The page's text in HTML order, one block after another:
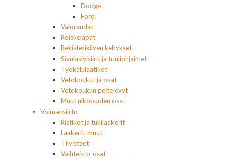
Dodge
Ford
Valoraudat
Roiskeläpät
Rekisterikilven kehykset
Sivulasivisiirit ja tuuliohjaimet
Työkalulaatikot
Vetokoukut ja osat
Vetokoukun peitelevyt
Muut ulkopuolen osat
Voimansiirto
Ristikot ja tukilaakerit
Laakerit, muut
Tiivisteet
Vaihteisto-osat